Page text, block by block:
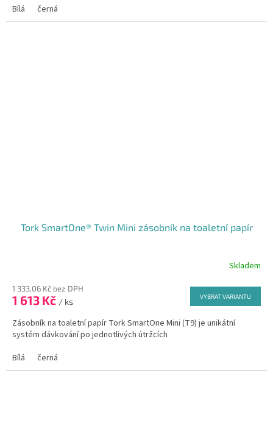
Bílá
černá
Tork SmartOne® Twin Mini zásobník na toaletní papír
Skladem
1 333,06 Kč bez DPH
1 613 Kč / ks VYBRAT VARIANTU
Zásobník na toaletní papír Tork SmartOne Mini (T9) je unikátní
systém dávkování po jednotlivých útržcích
Bílá
černá